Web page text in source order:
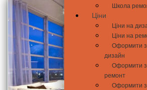
Школа
Ціни
Ціни на
Ціни на
Оформити
дизайн
Оформити
ремонт
Оформити